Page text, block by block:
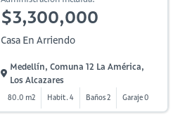
$3,300,000
Casa En Arriendo
Medellín, Comuna 12 La América,
Los Alcazares
80.0 m2 Habit. 4 Baños 2 Garaje 0